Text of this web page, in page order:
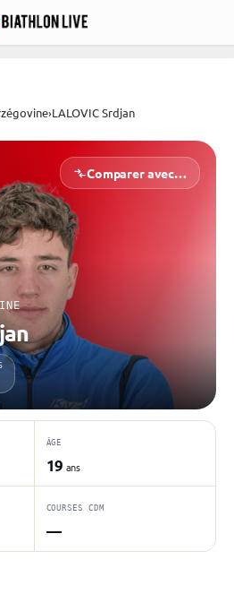
›LALOVIC Srdjan
Comparer avec…
ÂGE
19 ans
COURSES CDM
—